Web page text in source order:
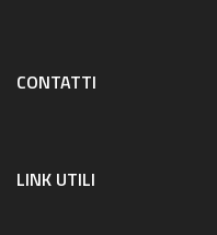
CONTATTI
LINK UTILI